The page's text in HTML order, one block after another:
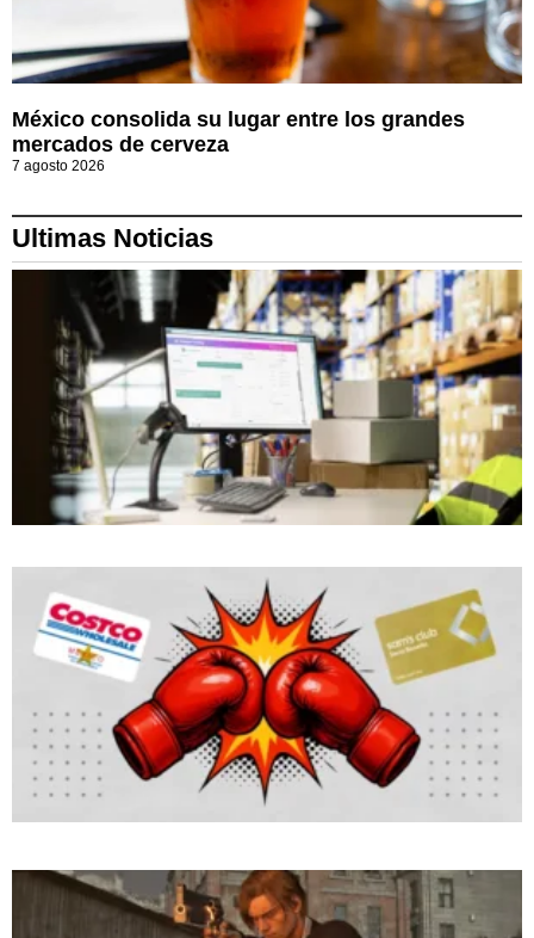
México consolida su lugar entre los grandes
mercados de cerveza
7 agosto 2026
Ultimas Noticias